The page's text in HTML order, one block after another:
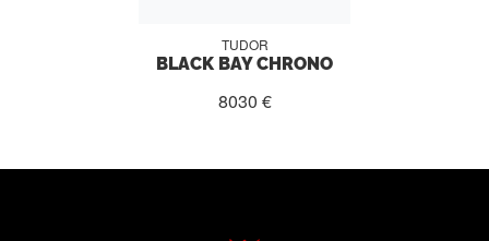
TUDOR
BLACK BAY CHRONO
8030 €